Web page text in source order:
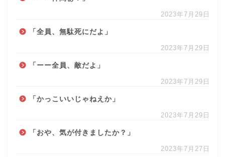
2023年7月29日
「全員、無駄死にだよ」
2023年7月29日
「ーー全員、敵だよ」
2023年7月29日
「かっこいいじゃねえか」
2023年7月29日
「おや、気が付きましたか？」
2023年7月27日
利用規約
台本